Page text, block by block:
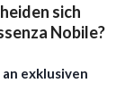
sich
Nobile?
exklusiven